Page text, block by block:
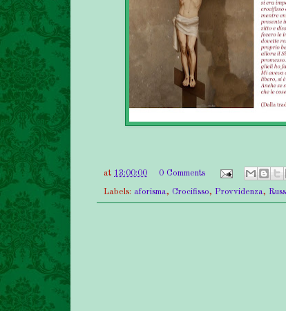
at 13:00:00 0 Comments
Labels: aforisma, Crocifisso, Provvidenza,